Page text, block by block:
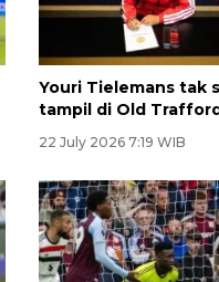
Youri Tielemans tak
tampil di Old
22 July 2026 7:19 WIB